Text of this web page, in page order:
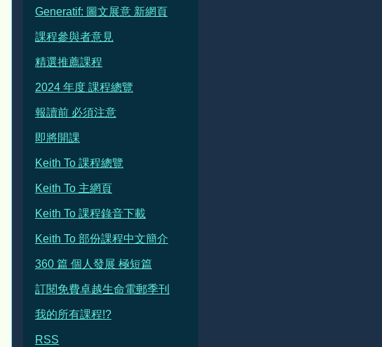
Generatif: 圖文展意 新網頁
課程參與者意見
精選推薦課程
2024 年度 課程總覽
報讀前 必須注意
即將開課
Keith To 課程總覽
Keith To 主網頁
Keith To 課程錄音下載
Keith To 部份課程中文簡介
360 篇 個人發展 極短篇
訂閱免費卓越生命電郵季刊
我的所有課程!?
RSS